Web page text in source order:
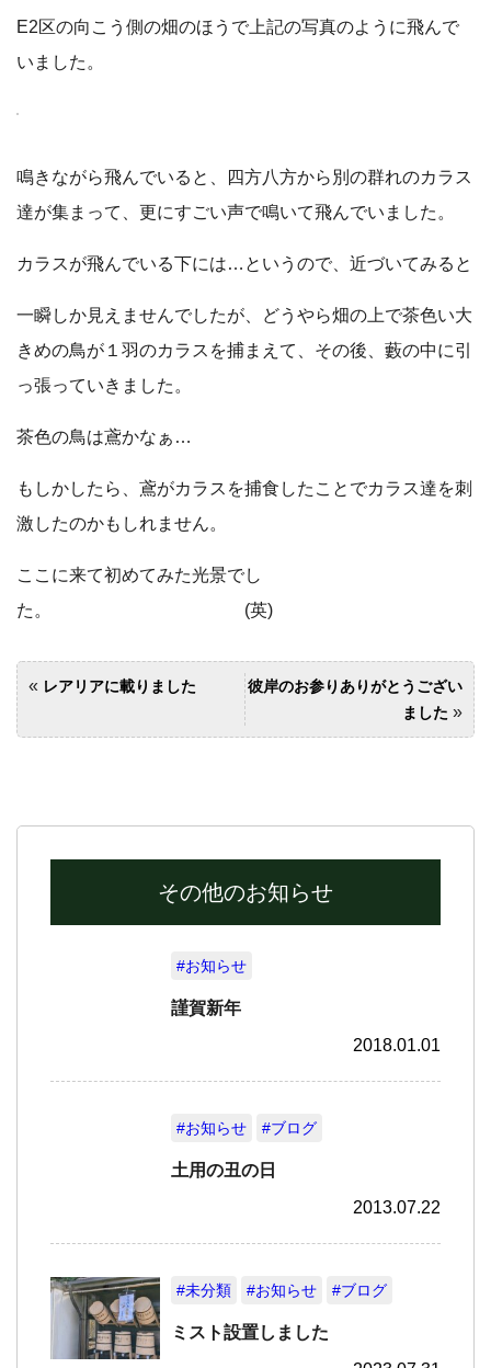
E2区の向こう側の畑のほうで上記の写真のように飛んで
いました。
鳴きながら飛んでいると、四方八方から別の群れのカラス
達が集まって、更にすごい声で鳴いて飛んでいました。
カラスが飛んでいる下には…というので、近づいてみると
一瞬しか見えませんでしたが、どうやら畑の上で茶色い大
きめの鳥が１羽のカラスを捕まえて、その後、藪の中に引
っ張っていきました。
茶色の鳥は鳶かなぁ…
もしかしたら、鳶がカラスを捕食したことでカラス達を刺
激したのかもしれません。
ここに来て初めてみた光景でし
た。 (英)
« レアリアに載りました
彼岸のお参りありがとうござい
ました »
その他のお知らせ
#お知らせ
謹賀新年
2018.01.01
#お知らせ #ブログ
土用の丑の日
2013.07.22
#未分類 #お知らせ #ブログ
ミスト設置しました